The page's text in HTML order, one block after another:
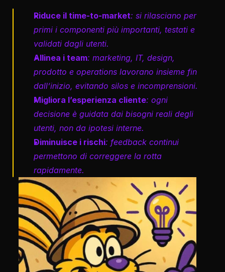
Riduce il time-to-market: si rilasciano per
primi i componenti più importanti, testati e
validati dagli utenti.
Allinea i team: marketing, IT, design,
prodotto e operations lavorano insieme fin
dall’inizio, evitando silos e incomprensioni.
Migliora l’esperienza cliente: ogni
decisione è guidata dai bisogni reali degli
utenti, non da ipotesi interne.
Diminuisce i rischi: feedback continui
permettono di correggere la rotta
rapidamente.